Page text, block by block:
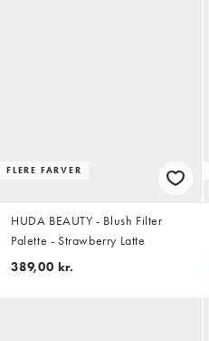
FLERE FARVER
HUDA BEAUTY - Blush Filter
Palette - Strawberry Latte
389,00 kr.